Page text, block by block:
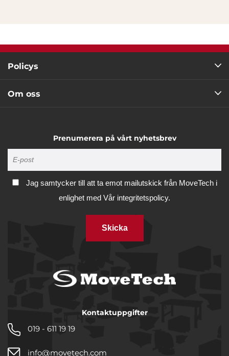
Policys
Om oss
Prenumerera på vårt nyhetsbrev
Jag samtycker till att ta emot mailutskick från MoveTech i
enlighet med Vår integritetspolicy.
Skicka
Kontaktuppgifter
019 - 611 19 19
info@movetech.com